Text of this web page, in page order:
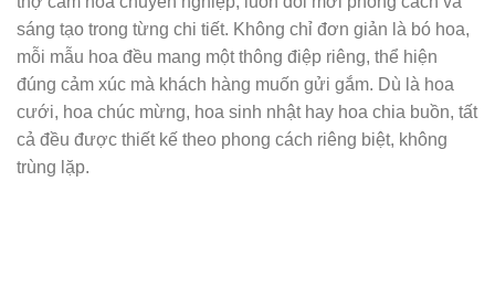
sáng tạo trong từng chi tiết. Không chỉ đơn giản là bó hoa,
mỗi mẫu hoa đều mang một thông điệp riêng, thể hiện
đúng cảm xúc mà khách hàng muốn gửi gắm. Dù là hoa
cưới, hoa chúc mừng, hoa sinh nhật hay hoa chia buồn, tất
cả đều được thiết kế theo phong cách riêng biệt, không
trùng lặp.